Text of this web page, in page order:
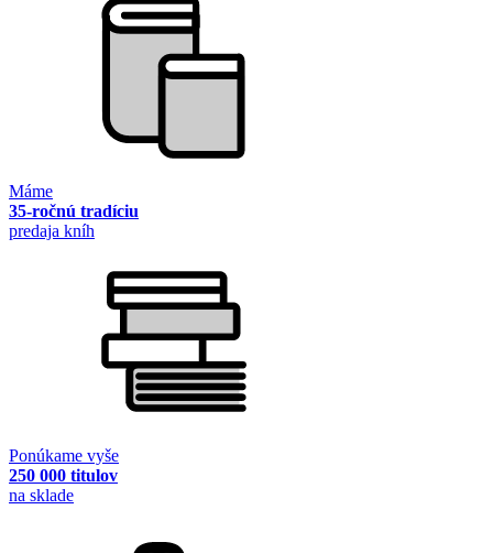
Máme
35-ročnú tradíciu
predaja kníh
Ponúkame vyše
250 000 titulov
na sklade